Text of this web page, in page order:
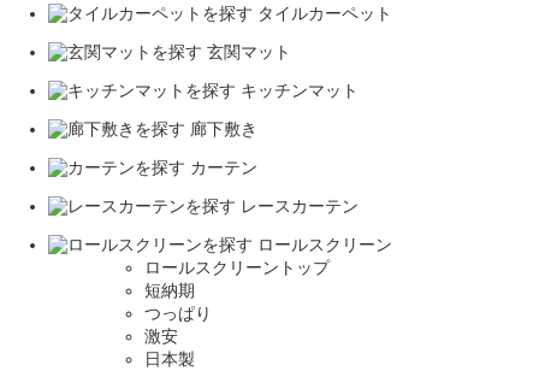
タイルカーペット
玄関マット
キッチンマット
廊下敷き
カーテン
レースカーテン
ロールスクリーン
ロールスクリーントップ
短納期
つっぱり
激安
日本製